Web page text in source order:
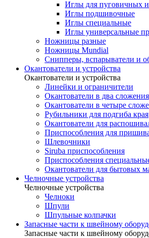
Иглы для пуговичных
Иглы подшивочные
Иглы специальные
Иглы универсальные
Ножницы разные
Ножницы Mundial
Снипперы, вспарыватели и
Окантователи и устройства
Окантователи и устройства
Линейки и ограничители
Окантователи в два сложения
Окантователи в четыре
Рубильники для подгиба края
Окантователи для
Приспособления для
Шлевочники
Siruba приспособления
Приспособления
Окантователи для бытовых
Челночные устройства
Челночные устройства
Челноки
Шпули
Шпульные колпачки
Запасные части к швейному
Запасные части к швейному